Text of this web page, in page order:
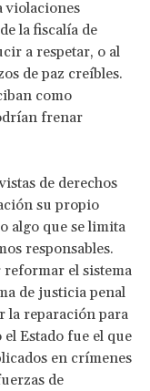
violaciones
la fiscalía de
a respetar, o al
de paz creíbles.
como
frenar
de derechos
su propio
algo que se limita
responsables.
el sistema
de justicia penal
la reparación para
Estado fue el que
en crímenes
de